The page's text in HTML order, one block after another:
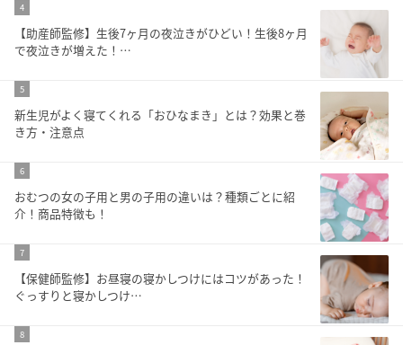
4
【助産師監修】生後7ヶ月の夜泣きがひどい！生後8ヶ月
で夜泣きが増えた！…
5
新生児がよく寝てくれる「おひなまき」とは？効果と巻
き方・注意点
6
おむつの女の子用と男の子用の違いは？種類ごとに紹
介！商品特徴も！
7
【保健師監修】お昼寝の寝かしつけにはコツがあった！
ぐっすりと寝かしつけ…
8